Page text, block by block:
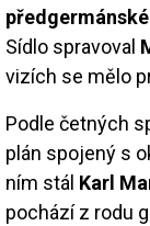
Sídlo spravoval
vizích se mělo
Podle četných
plán spojený s
ním stál Karl
pochází z rodu